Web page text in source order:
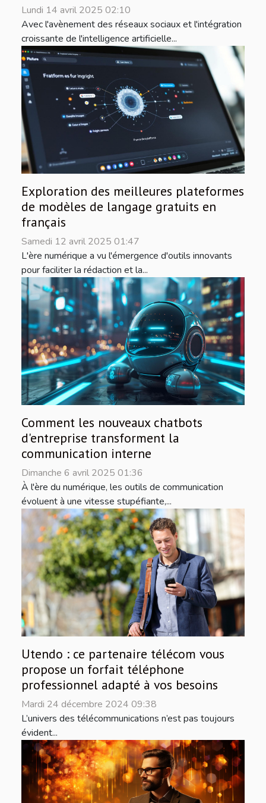
Lundi 14 avril 2025 02:10
Avec l'avènement des réseaux sociaux et l'intégration
croissante de l'intelligence artificielle...
Exploration des meilleures plateformes
de modèles de langage gratuits en
français
Samedi 12 avril 2025 01:47
L'ère numérique a vu l'émergence d'outils innovants
pour faciliter la rédaction et la...
Comment les nouveaux chatbots
d'entreprise transforment la
communication interne
Dimanche 6 avril 2025 01:36
À l'ère du numérique, les outils de communication
évoluent à une vitesse stupéfiante,...
Utendo : ce partenaire télécom vous
propose un forfait téléphone
professionnel adapté à vos besoins
Mardi 24 décembre 2024 09:38
L’univers des télécommunications n’est pas toujours
évident...